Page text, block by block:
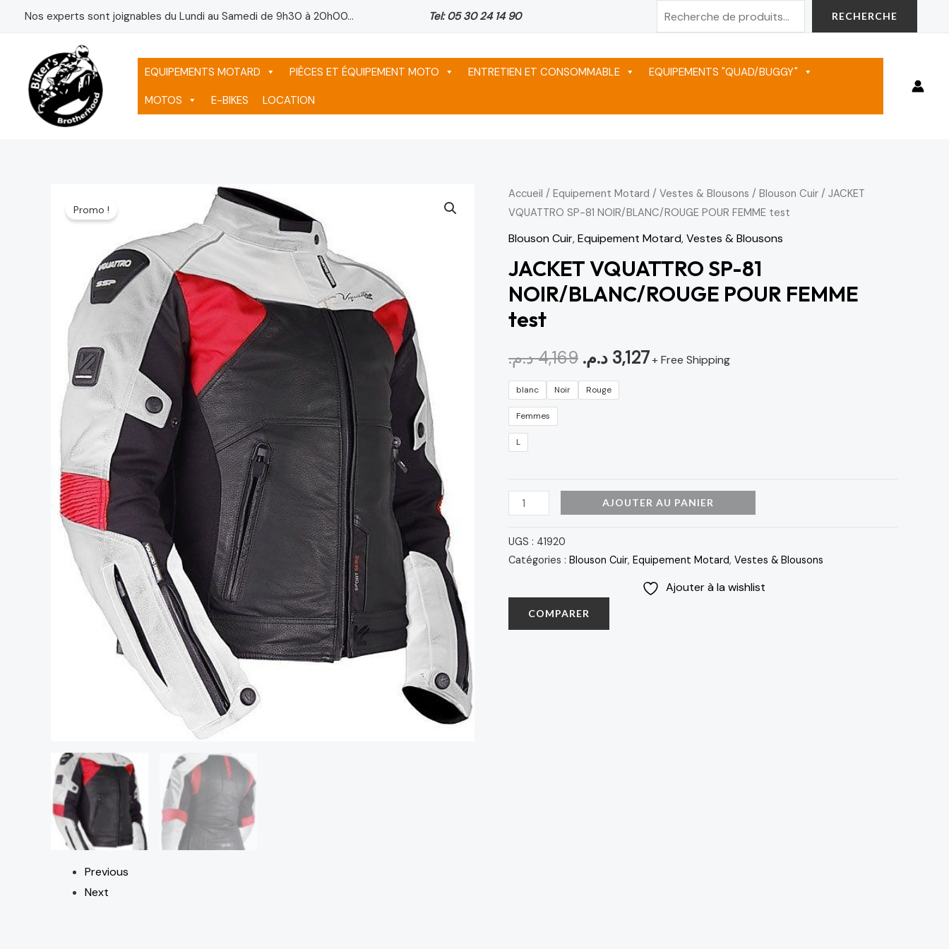
Nos experts sont joignables du Lundi au Samedi de 9h30 à 20h00... Tel: 05 30 24 14 90 Rechercher RECHERCHE
EQUIPEMENTS MOTARD PIÈCES ET ÉQUIPEMENT MOTO ENTRETIEN ET CONSOMMABLE
EQUIPEMENTS "QUAD/BUGGY"
MOTOS
E-BIKES LOCATION
Promo !
Previous
Next
Accueil / Equipement Motard / Vestes & Blousons / Blouson Cuir / JACKET
VQUATTRO SP-81 NOIR/BLANC/ROUGE POUR FEMME test
Blouson Cuir,Equipement Motard,Vestes & Blousons
JACKET VQUATTRO SP-81
NOIR/BLANC/ROUGE POUR FEMME
test
4,169د.م.
Le
prix
initial
était :
3,127 د.م.
Le
prix
actuel
est :
+ Free Shipping
blanc Noir Rouge
Femmes
L
quantité
de
JACKET
SP-
81
NOIR/BLANC/ROUGE
FEMME
test
AJOUTER AU PANIER
UGS : 41920
Catégories : Blouson Cuir, Equipement Motard, Vestes & Blousons
Ajouter à la wishlist
COMPARER